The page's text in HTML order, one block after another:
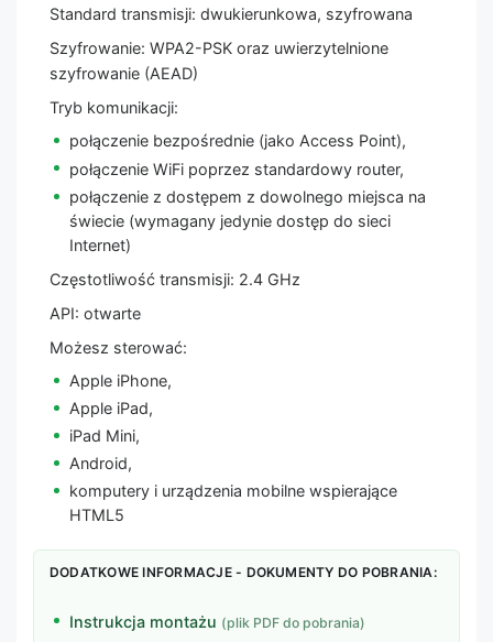
Standard transmisji: dwukierunkowa, szyfrowana
Szyfrowanie: WPA2-PSK oraz uwierzytelnione
szyfrowanie (AEAD)
Tryb komunikacji:
połączenie bezpośrednie (jako Access Point),
połączenie WiFi poprzez standardowy router,
połączenie z dostępem z dowolnego miejsca na
świecie (wymagany jedynie dostęp do sieci
Internet)
Częstotliwość transmisji: 2.4 GHz
API: otwarte
Możesz sterować:
Apple iPhone,
Apple iPad,
iPad Mini,
Android,
komputery i urządzenia mobilne wspierające
HTML5
DODATKOWE INFORMACJE - DOKUMENTY DO POBRANIA:
Instrukcja montażu (plik PDF do pobrania)